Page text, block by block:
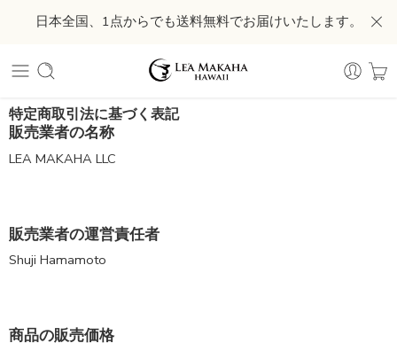
日本全国、1点からでも送料無料でお届けいたします。
特定商取引法に基づく表記
販売業者の名称
LEA MAKAHA LLC
販売業者の運営責任者
Shuji Hamamoto
商品の販売価格